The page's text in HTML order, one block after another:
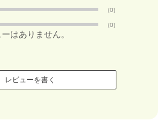
(0)
(0)
はありません。
レビューを書く